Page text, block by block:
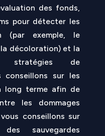
des fonds,
pour détecter les
(par exemple, le
décoloration) et la
stratégies de
conseillons sur les
long terme afin de
les dommages
conseillons sur
sauvegardes